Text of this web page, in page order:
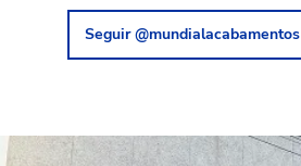
Seguir @mundialacabamentos